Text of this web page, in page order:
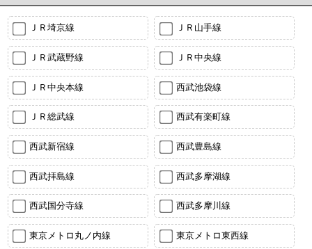
ＪＲ埼京線 ＪＲ山手線
ＪＲ武蔵野線 ＪＲ中央線
ＪＲ中央本線 西武池袋線
ＪＲ総武線 西武有楽町線
西武新宿線 西武豊島線
西武拝島線 西武多摩湖線
西武国分寺線 西武多摩川線
東京メトロ丸ノ内線 東京メトロ東西線